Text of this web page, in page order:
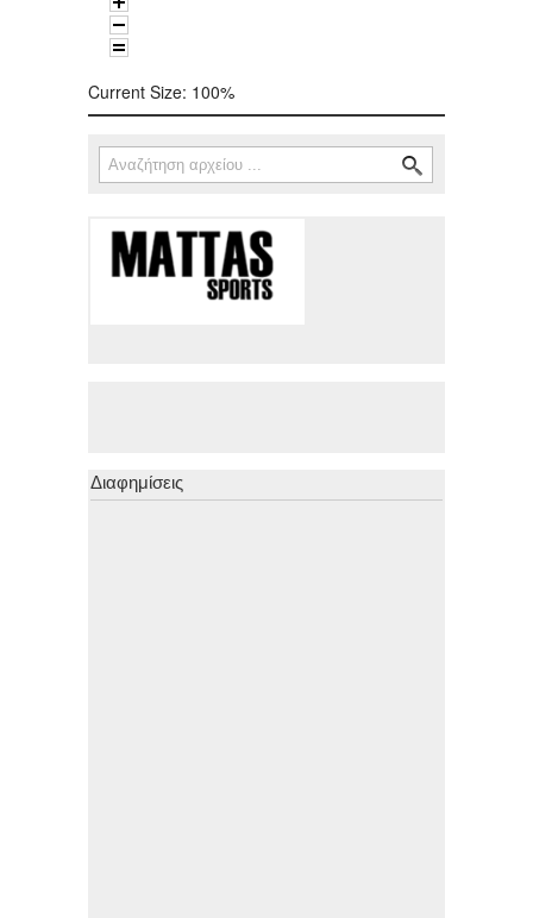
Current Size: 100%
Φόρμα αναζήτησης
Αναζήτηση
Διαφημίσεις